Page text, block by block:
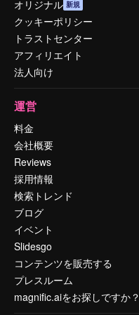
オリジナル 新規
クッキーポリシー
トラストセンター
アフィリエイト
法人向け
運営
料金
会社概要
Reviews
採用情報
検索トレンド
ブログ
イベント
Slidesgo
コンテンツを販売する
プレスルーム
magnific.aiをお探しですか？